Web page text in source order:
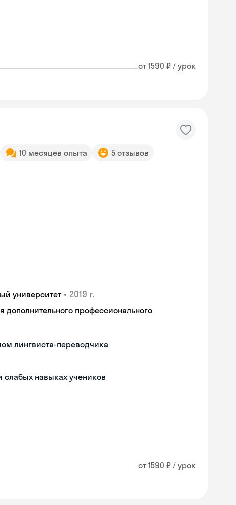
от 1590 ₽ / урок
10 месяцев опыта 5 отзывов
университет • 2019 г.
профессионального
лингвиста-переводчика
слабых навыках учеников
от 1590 ₽ / урок